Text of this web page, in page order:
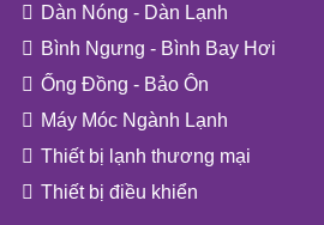
Dàn Nóng - Dàn Lạnh
Bình Ngưng - Bình Bay Hơi
Ống Đồng - Bảo Ôn
Máy Móc Ngành Lạnh
Thiết bị lạnh thương mại
Thiết bị điều khiển